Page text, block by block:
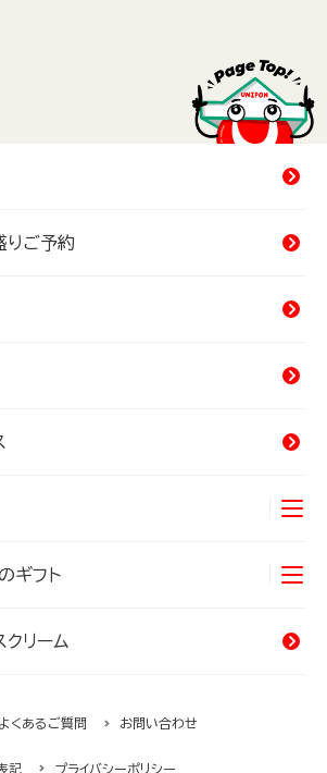
りご予約
ギフト
クリーム
よくあるご質問 お問い合わせ
記 プライバシーポリシー